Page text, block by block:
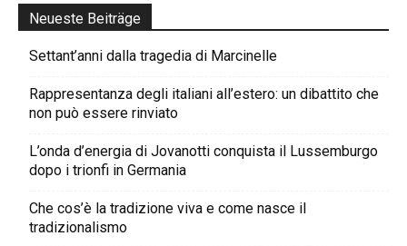
Neueste Beiträge
Settant’anni dalla tragedia di Marcinelle
Rappresentanza degli italiani all’estero: un dibattito che
non può essere rinviato
L’onda d’energia di Jovanotti conquista il Lussemburgo
dopo i trionfi in Germania
Che cos’è la tradizione viva e come nasce il
tradizionalismo